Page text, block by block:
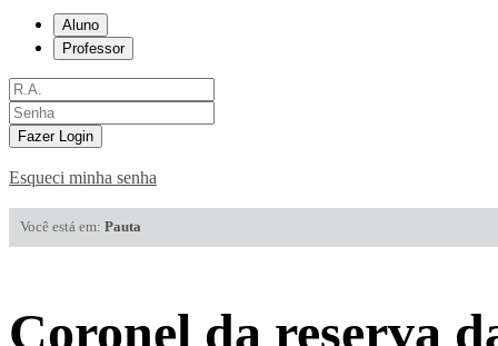
Aluno
Professor
Fazer Login
Esqueci minha senha
Você está em: Pauta
Coronel da reserva